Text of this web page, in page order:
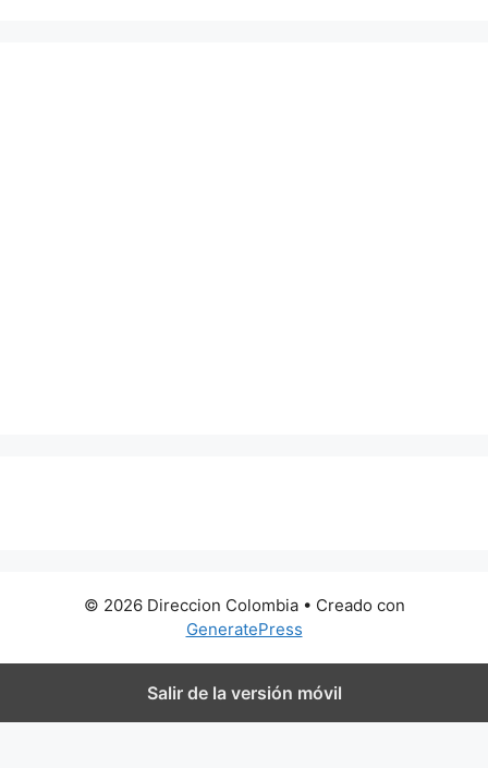
© 2026 Direccion Colombia• Creado con
GeneratePress
Salir de la versión móvil